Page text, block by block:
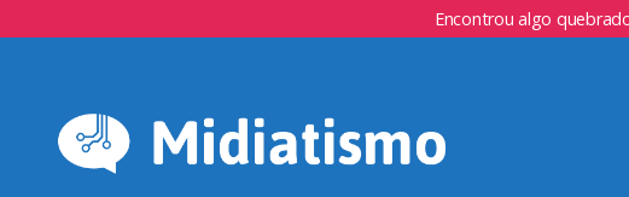
Encontrou algo